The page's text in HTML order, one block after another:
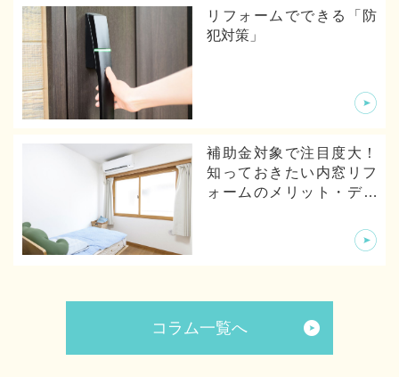
リフォームでできる「防
犯対策」
補助金対象で注目度大！
知っておきたい内窓リフ
ォームのメリット・デメ
コラム一覧へ